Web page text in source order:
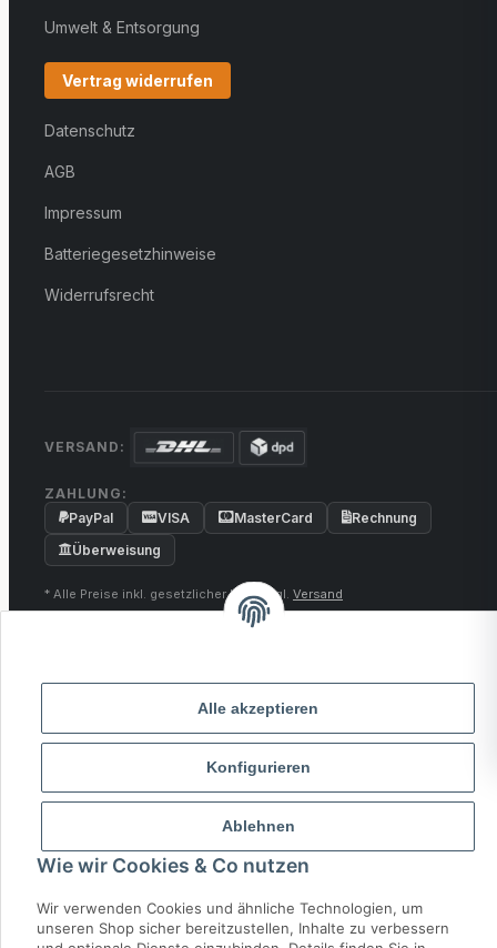
Alle akzeptieren
Konfigurieren
Ablehnen
Wie wir Cookies & Co nutzen
Wir verwenden Cookies und ähnliche Technologien, um
unseren Shop sicher bereitzustellen, Inhalte zu verbessern
Umwelt & Entsorgung
Vertrag widerrufen
Datenschutz
AGB
Impressum
Batteriegesetzhinweise
Widerrufsrecht
VERSAND:
ZAHLUNG:
PayPal
VISA MasterCard
Rechnung
Überweisung
* Alle Preise inkl. gesetzlicher USt., zzgl. Versand
Powered byMD IT Solutions